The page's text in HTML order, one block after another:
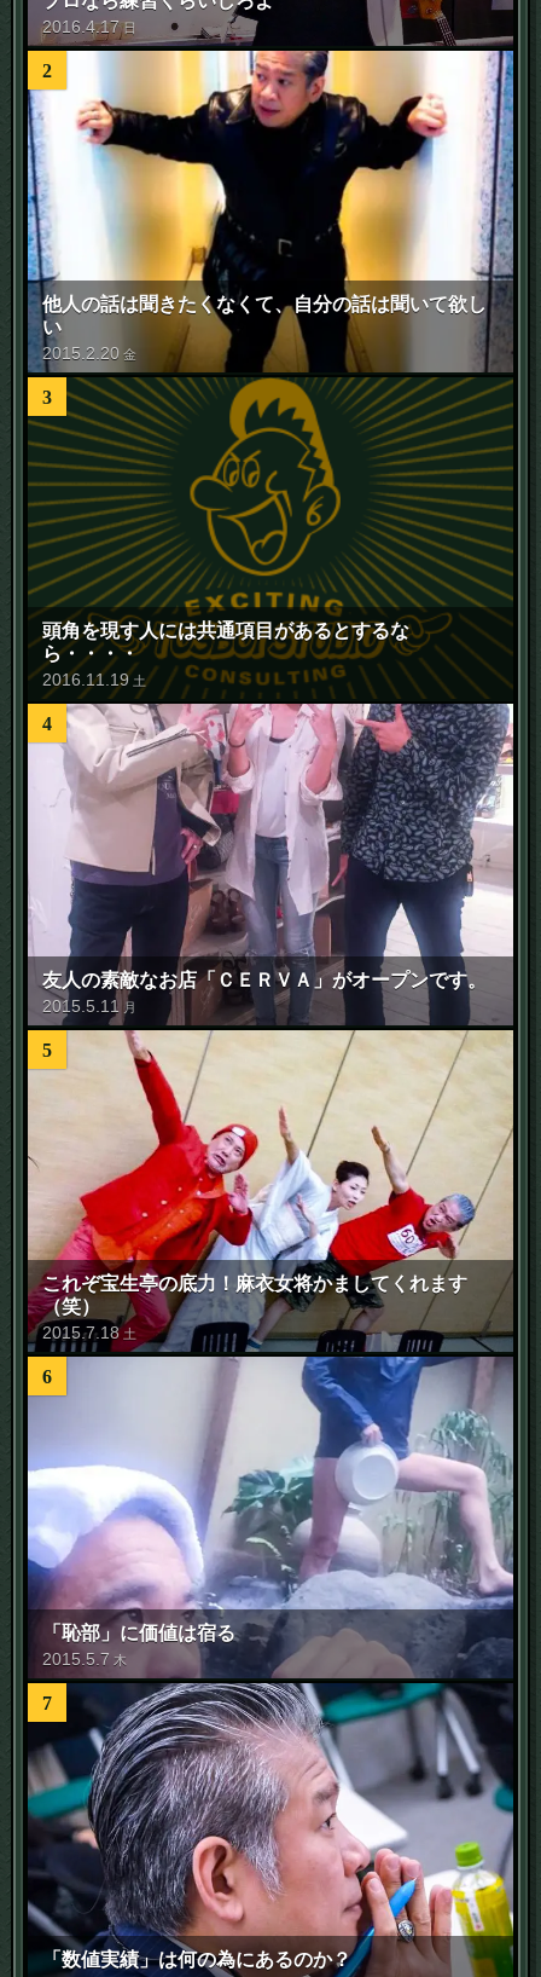
2016.4.17 日
2
他人の話は聞きたくなくて、自分の話は聞いて欲し
い
2015.2.20 金
3
頭角を現す人には共通項目があるとするな
ら・・・・
2016.11.19 土
4
友人の素敵なお店「ＣＥＲＶＡ」がオープンです。
2015.5.11 月
5
これぞ宝生亭の底力！麻衣女将かましてくれます
（笑）
2015.7.18 土
6
「恥部」に価値は宿る
2015.5.7 木
7
「数値実績」は何の為にあるのか？